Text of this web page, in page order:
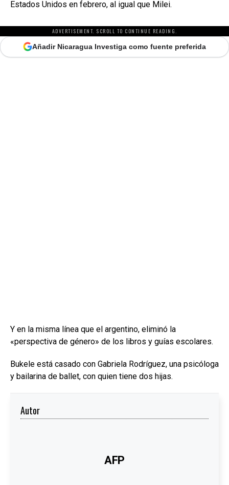
Estados Unidos en febrero, al igual que Milei.
ADVERTISEMENT. SCROLL TO CONTINUE READING.
Añadir Nicaragua Investiga como fuente preferida
Y en la misma línea que el argentino, eliminó la
«perspectiva de género» de los libros y guías escolares.
Bukele está casado con Gabriela Rodríguez, una psicóloga
y bailarina de ballet, con quien tiene dos hijas.
Autor
AFP